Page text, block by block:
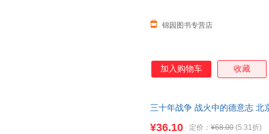
锦园图书专营店
加入购物车 收藏
三十年战争 战火中的德意志 北
¥36.10 定价： ¥68.00 (5.31折)